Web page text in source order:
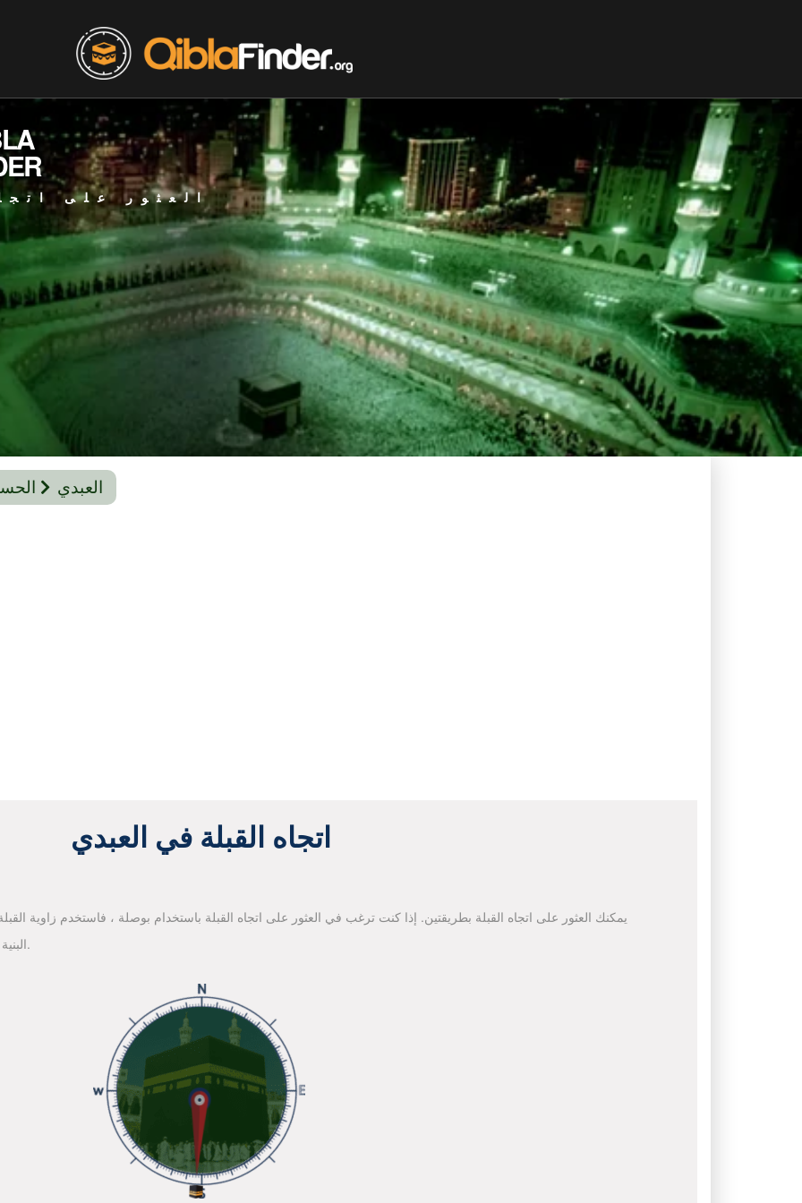
العثور على
العبدي
اتجاه القبلة في العبدي
يمكنك العثور على اتجاه القبلة بطريقتين. إذا كنت ترغب في العثور على اتجاه القبلة باستخدام بوصلة ، فاستخدم زاوية
البنية الأساسية لخرائط جوجل للعثور على اتجاه القبلة.